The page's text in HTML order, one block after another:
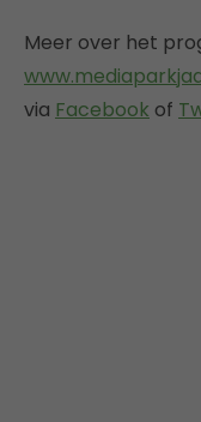
Meer over het
via Facebook of